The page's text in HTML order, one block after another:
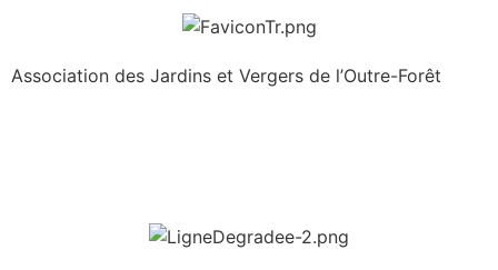
Association des Jardins et Vergers de l’Outre-Forêt